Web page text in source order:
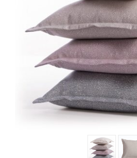
σελίδα
του